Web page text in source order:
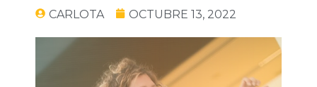
CARLOTA OCTUBRE 13, 2022